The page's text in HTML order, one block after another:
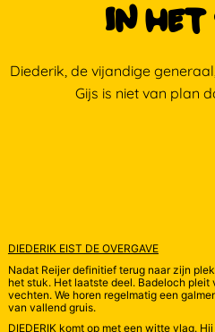
In
Diederik, de vijandige
Gijs is niet van plan
DIEDERIK EIST DE OVERGAVE
Nadat Reijer definitief terug naar zijn
het stuk. Het laatste deel. Badeloch
vechten. We horen regelmatig een
van vallend gruis.
DIEDERIK komt op met een witte vlag.